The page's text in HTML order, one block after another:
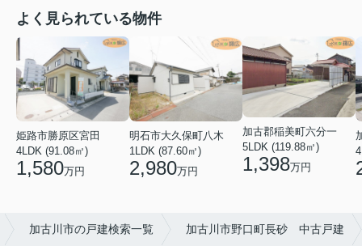
よく見られている物件
姫路市勝原区宮田
4LDK (91.08㎡)
1,580万円
明石市大久保町八木
1LDK (87.60㎡)
2,980万円
加古郡稲美町六分一
5LDK (119.88㎡)
1,398万円
加古川市の戸建検索一覧 加古川市野口町長砂 中古戸建